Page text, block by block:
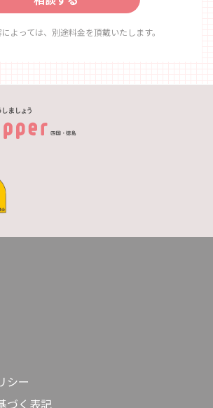
toyotashouten/ オンラ
www.toyota-web.com/
よっては、別途料金を頂戴いたします。
シー
づく表記